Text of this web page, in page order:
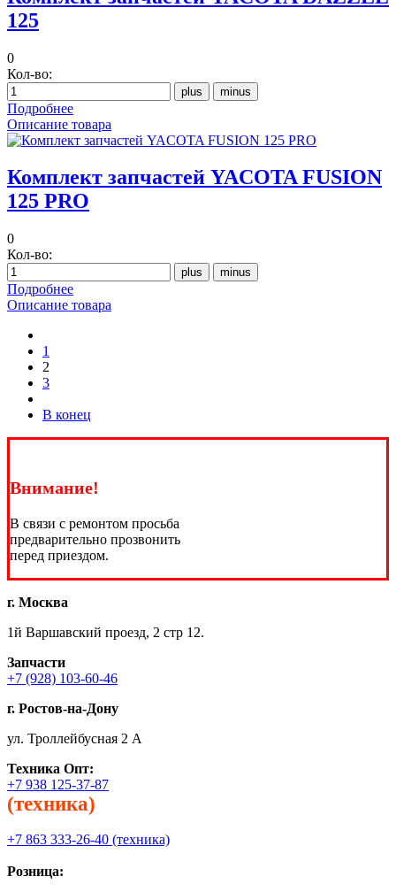
125
0
Кол-во:
Подробнее
Описание товара
Комплект запчастей YACOTA FUSION
125 PRO
0
Кол-во:
Подробнее
Описание товара
1
2
3
В конец
Внимание!
В связи с ремонтом просьба
предварительно прозвонить
перед приездом.
г. Москва
1й Варшавский проезд, 2 стр 12.
Запчасти
+7 (928) 103-60-46
г. Ростов-на-Дону
ул. Троллейбусная 2 А
Техника Опт:
+7 938 125-37-87
(техника)
+7 863 333-26-40 (техника)
Розница: